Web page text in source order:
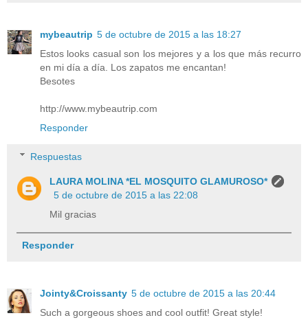
mybeautrip 5 de octubre de 2015 a las 18:27
Estos looks casual son los mejores y a los que más recurro
en mi día a día. Los zapatos me encantan!
Besotes
http://www.mybeautrip.com
Responder
Respuestas
LAURA MOLINA *EL MOSQUITO GLAMUROSO*
5 de octubre de 2015 a las 22:08
Mil gracias
Responder
Jointy&Croissanty 5 de octubre de 2015 a las 20:44
Such a gorgeous shoes and cool outfit! Great style!